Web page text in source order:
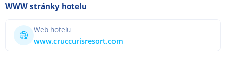
WWW stránky hotelu
Web hotelu
www.cruccurisresort.com